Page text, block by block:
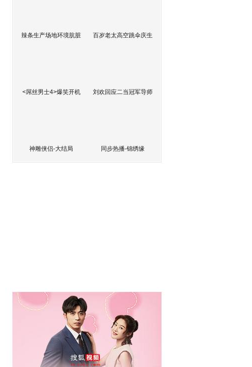
辣条生产场地环境肮脏 百岁老太高空跳伞庆生
<屌丝男士4>爆笑开机 刘欢回应二当冠军导师
神雕侠侣-大结局 同步热播-锦绣缘